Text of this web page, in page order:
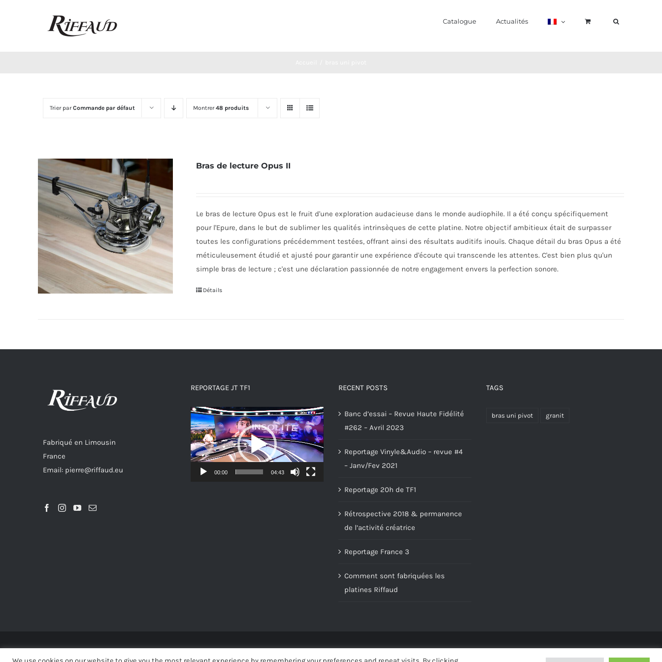
Catalogue Actualités
Trier parCommande par défaut Montrer48 produits
Bras de lecture Opus II
Le bras de lecture Opus est le fruit d'une exploration audacieuse dans le monde audiophile. Il a été conçu spécifiquement
pour l'Epure, dans le but de sublimer les qualités intrinsèques de cette platine. Notre objectif ambitieux était de surpasser
toutes les configurations précédemment testées, offrant ainsi des résultats auditifs inouïs. Chaque détail du bras Opus a été
méticuleusement étudié et ajusté pour garantir une expérience d'écoute qui transcende les attentes. C'est bien plus qu'un
simple bras de lecture ; c'est une déclaration passionnée de notre engagement envers la perfection sonore.
Détails
Fabriqué en Limousin
France
Email: pierre@riffaud.eu
REPORTAGE JT TF1
Lecteur
vidéo
00:00 04:43
RECENT POSTS
Banc d’essai – Revue Haute Fidélité
#262 – Avril 2023
Reportage Vinyle&Audio – revue #4
– Janv/Fev 2021
Reportage 20h de TF1
Rétrospective 2018 & permanence
de l’activité créatrice
Reportage France 3
Comment sont fabriquées les
platines Riffaud
TAGS
bras uni pivot granit